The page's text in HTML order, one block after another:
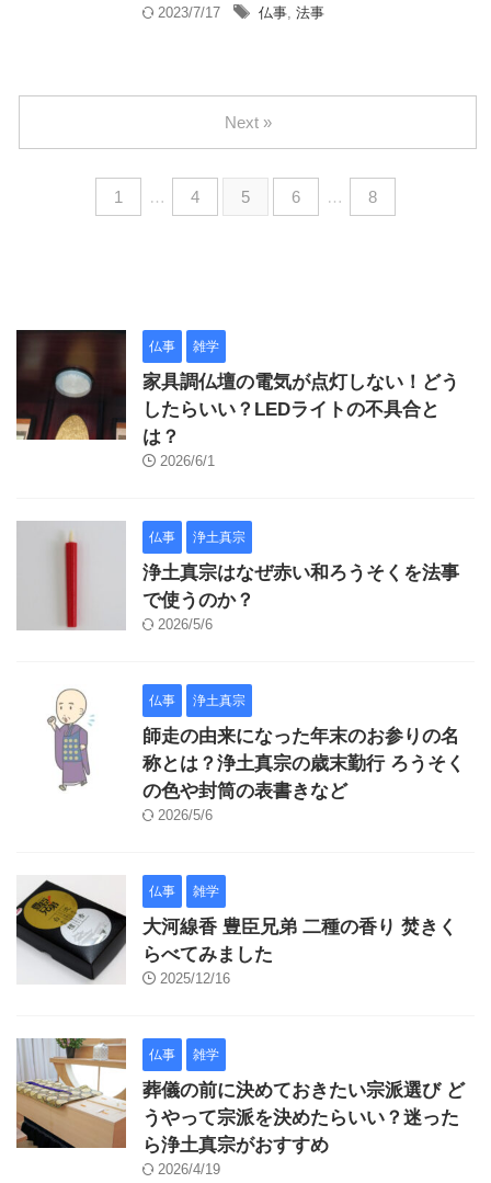
2023/7/17 仏事, 法事
1 … 4 5 6 … 8
Next »
仏事 雑学
家具調仏壇の電気が点灯しない！どう
したらいい？LEDライトの不具合と
は？
2026/6/1
仏事 浄土真宗
浄土真宗はなぜ赤い和ろうそくを法事
で使うのか？
2026/5/6
仏事 浄土真宗
師走の由来になった年末のお参りの名
称とは？浄土真宗の歳末勤行 ろうそく
の色や封筒の表書きなど
2026/5/6
仏事 雑学
大河線香 豊臣兄弟 二種の香り 焚きく
らべてみました
2025/12/16
仏事 雑学
葬儀の前に決めておきたい宗派選び ど
うやって宗派を決めたらいい？迷った
ら浄土真宗がおすすめ
2026/4/19